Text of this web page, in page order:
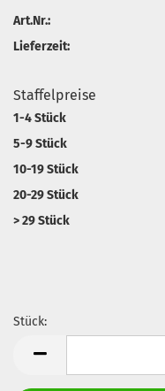
Art.Nr.:
Lieferzeit:
Staffelpreise
1-4 Stück
5-9 Stück
10-19 Stück
20-29 Stück
> 29 Stück
Stück: